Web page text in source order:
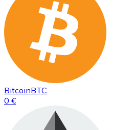
BitcoinBTC
0 €